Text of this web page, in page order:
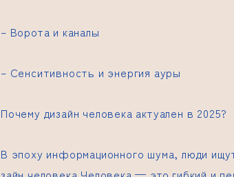
– Ворота и каналы
– Сенситивность и энергия ауры
Почему дизайн человека актуален в 2025?
В эпоху информационного шума, люди